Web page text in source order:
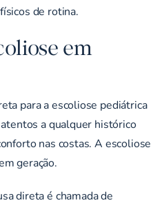
de rotina.
em
para a escoliose pediátrica
a qualquer histórico
nas costas. A escoliose
geração.
direta é chamada de